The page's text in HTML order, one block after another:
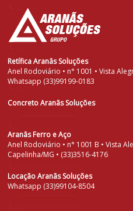
Retífica Aranãs Soluções
Anel Rodoviário • n° 1001 • Vista
Whatsapp (33)99199-0183
Concreto Aranãs Soluções
Aranãs Ferro e Aço
Anel Rodoviário • n° 1001 B • Vista
Capelinha/MG • (33)3516-4176
Locação Aranãs Soluções
Whatsapp (33)99104-8504